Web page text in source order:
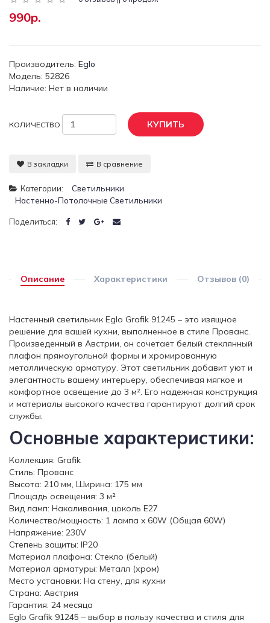
990р.
Производитель: Eglo
Модель: 52826
Наличие: Нет в наличии
КОЛИЧЕСТВО КУПИТЬ
В закладки В сравнение
Категории:
Светильники
Настенно-Потолочные Светильники
Поделиться:
Описание Характеристики Отзывов (0)
Настенный светильник Eglo Grafik 91245 – это изящное
решение для вашей кухни, выполненное в стиле Прованс.
Произведенный в Австрии, он сочетает белый стеклянный
плафон прямоугольной формы и хромированную
металлическую арматуру. Этот светильник добавит уют и
элегантность вашему интерьеру, обеспечивая мягкое и
комфортное освещение до 3 м². Его надежная конструкция
и материалы высокого качества гарантируют долгий срок
службы.
Основные характеристики:
Коллекция: Grafik
Стиль: Прованс
Высота: 210 мм, Ширина: 175 мм
Площадь освещения: 3 м²
Вид ламп: Накаливания, цоколь E27
Количество/мощность: 1 лампа x 60W (Общая 60W)
Напряжение: 230V
Степень защиты: IP20
Материал плафона: Стекло (белый)
Материал арматуры: Металл (хром)
Место установки: На стену, для кухни
Страна: Австрия
Гарантия: 24 месяца
Eglo Grafik 91245 – выбор в пользу качества и стиля для